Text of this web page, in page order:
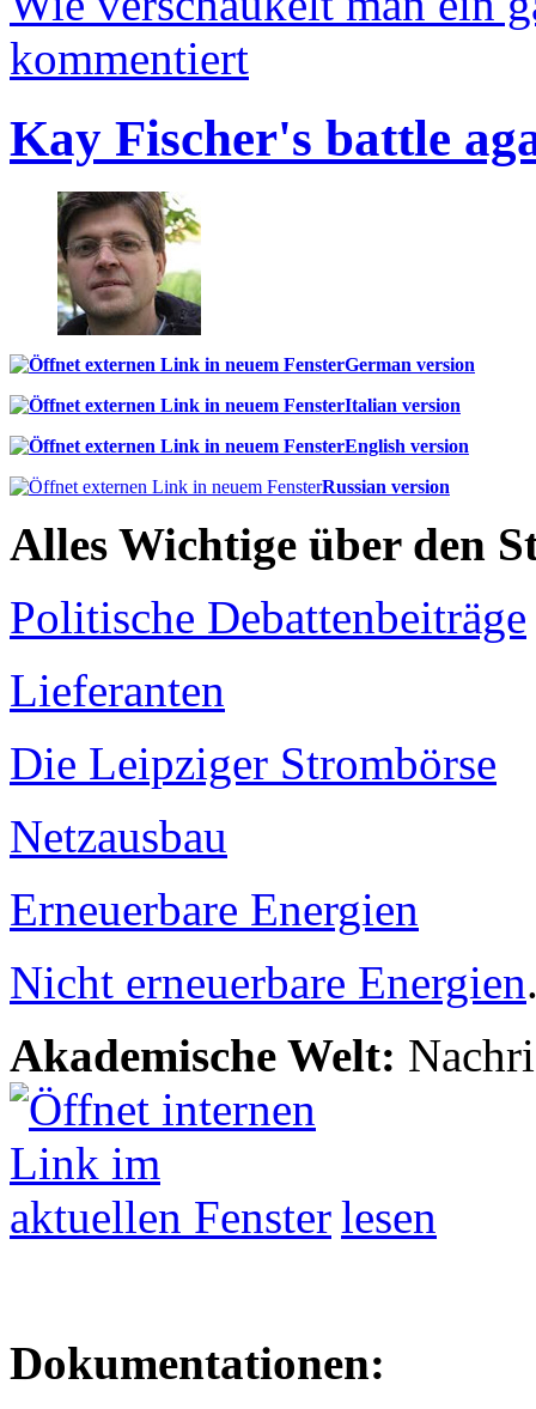
kommentiert
Kay Fischer's battle
German version
Italian version
English version
Russian version
Alles Wichtige über den
Politische Debattenbeiträge
Lieferanten
Die Leipziger Strombörse
Netzausbau
Erneuerbare Energien
Nicht erneuerbare Energien
Akademische Welt:
lesen
Dokumentationen: